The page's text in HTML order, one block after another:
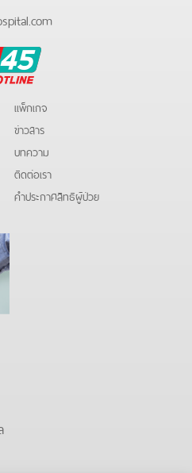
แพ็กเกจ
ข่าวสาร
บทความ
ติดต่อเรา
คําประกาศสิทธิผู้ป่วย